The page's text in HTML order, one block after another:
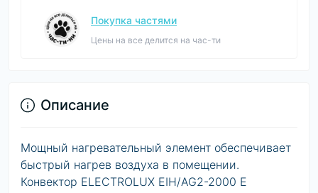
Покупка частями
Цены на все делится на час-ти
Описание
Мощный нагревательный элемент обеспечивает
быстрый нагрев воздуха в помещении.
Конвектор ELECTROLUX EIH/AG2-2000 E